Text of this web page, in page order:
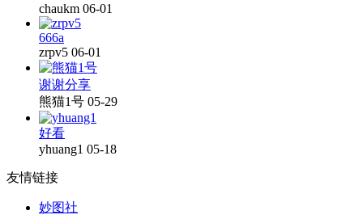
chaukm 06-01
666a
zrpv5 06-01
谢谢分享
熊猫1号 05-29
好看
yhuang1 05-18
友情链接
妙图社